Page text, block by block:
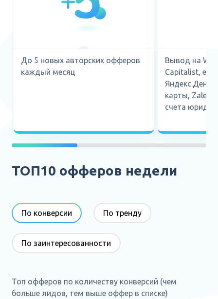
До 5 новых авторских офферов
каждый месяц
Вывод на
Capitalist,
карты,
счета
ТОП10 офферов недели
По конверсии По тренду
По заинтересованности
Топ офферов по количеству конверсий (чем
больше лидов, тем выше оффер в списке)